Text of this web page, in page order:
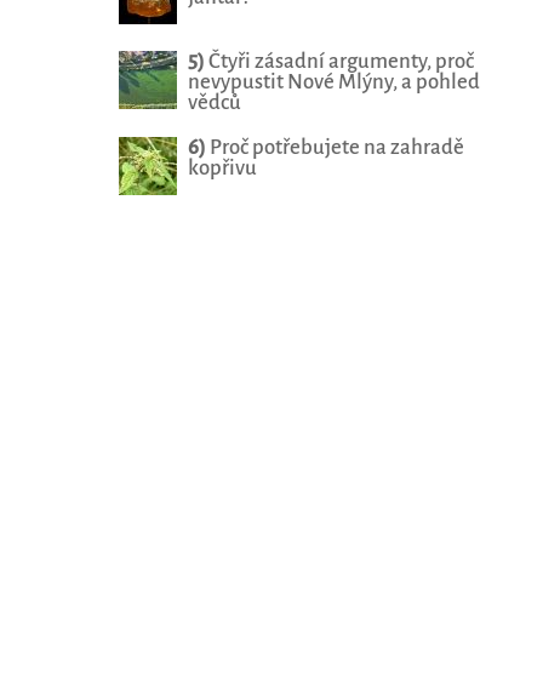
5) Čtyři zásadní argumenty, proč
nevypustit Nové Mlýny, a pohled
vědců
6) Proč potřebujete na zahradě
kopřivu